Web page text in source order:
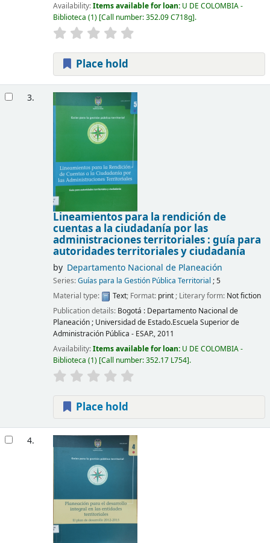
Availability:Items available for loan: U DE COLOMBIA -
Biblioteca (1) Call number:352.09 C718g .
Place hold
3.
Lineamientos para la rendición de
cuentas a la ciudadanía por las
administraciones territoriales : guía para
autoridades territoriales y ciudadanía
by Departamento Nacional de Planeación
Series:Guías para la Gestión Pública Territorial ; 5
Material type:
Text; Format: print; Literary form: Not fiction
Publication details: Bogotá : Departamento Nacional de
Planeación ; Universidad de Estado.Escuela Superior de
Administración Pública - ESAP.,2011
Availability:Items available for loan: U DE COLOMBIA -
Biblioteca (1) Call number:352.17 L754 .
Place hold
4.